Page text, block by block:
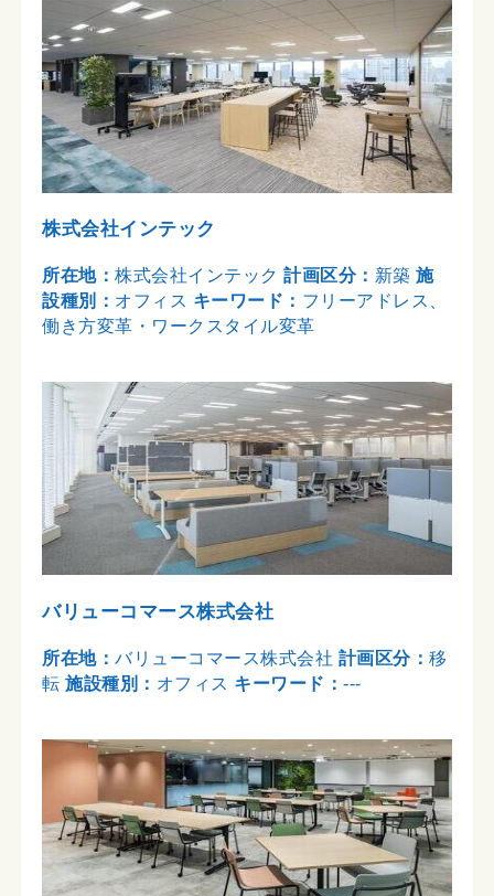
株式会社インテック
所在地：株式会社インテック計画区分： 新築施
設種別： オフィス キーワード： フリーアドレス、
働き方変革・ワークスタイル変革
バリューコマース株式会社
所在地：バリューコマース株式会社 計画区分：移
転施設種別： オフィス キーワード：---